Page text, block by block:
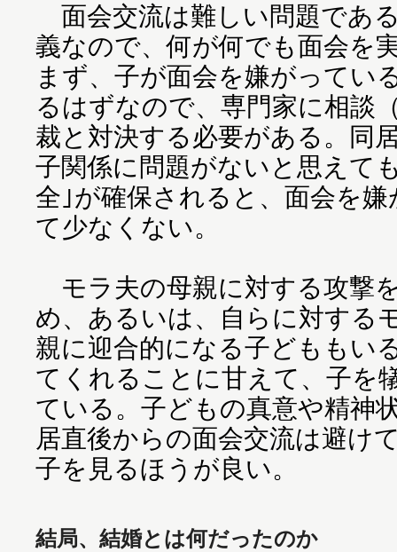
面会交流は難しい問題であ
義なので、何が何でも面会を
まず、子が面会を嫌がってい
るはずなので、専門家に相談
裁と対決する必要がある。同
子関係に問題がないと思えて
全｣が確保されると、面会を
て少なくない。
モラ夫の母親に対する攻撃
め、あるいは、自らに対する
親に迎合的になる子どももい
てくれることに甘えて、子を
ている。子どもの真意や精神
居直後からの面会交流は避け
子を見るほうが良い。
結局、結婚とは何だったのか